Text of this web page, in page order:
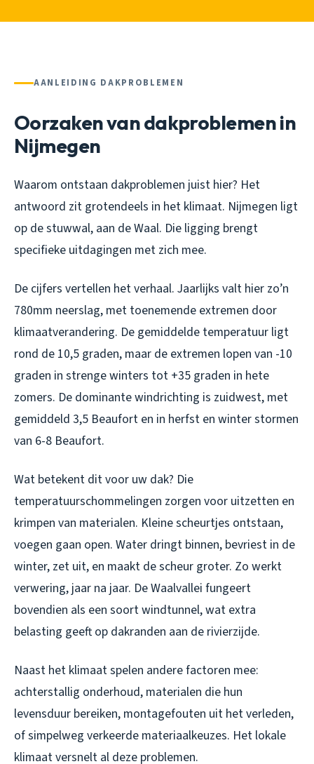
AANLEIDING DAKPROBLEMEN
Oorzaken van dakproblemen in
Nijmegen
Waarom ontstaan dakproblemen juist hier? Het
antwoord zit grotendeels in het klimaat. Nijmegen ligt
op de stuwwal, aan de Waal. Die ligging brengt
specifieke uitdagingen met zich mee.
De cijfers vertellen het verhaal. Jaarlijks valt hier zo’n
780mm neerslag, met toenemende extremen door
klimaatverandering. De gemiddelde temperatuur ligt
rond de 10,5 graden, maar de extremen lopen van -10
graden in strenge winters tot +35 graden in hete
zomers. De dominante windrichting is zuidwest, met
gemiddeld 3,5 Beaufort en in herfst en winter stormen
van 6-8 Beaufort.
Wat betekent dit voor uw dak? Die
temperatuurschommelingen zorgen voor uitzetten en
krimpen van materialen. Kleine scheurtjes ontstaan,
voegen gaan open. Water dringt binnen, bevriest in de
winter, zet uit, en maakt de scheur groter. Zo werkt
verwering, jaar na jaar. De Waalvallei fungeert
bovendien als een soort windtunnel, wat extra
belasting geeft op dakranden aan de rivierzijde.
Naast het klimaat spelen andere factoren mee:
achterstallig onderhoud, materialen die hun
levensduur bereiken, montagefouten uit het verleden,
of simpelweg verkeerde materiaalkeuzes. Het lokale
klimaat versnelt al deze problemen.